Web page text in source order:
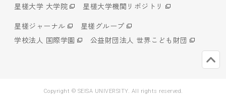
星槎大学 大学院
星槎大学機関リポジトリ
星槎ジャーナル
星槎グループ
学校法人 国際学園
公益財団法人 世界こども財団
Copyright © SEISA UNIVERSITY. All rights reserved.